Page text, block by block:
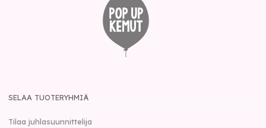
SELAA TUOTERYHMIÄ
Tilaa juhlasuunnittelija